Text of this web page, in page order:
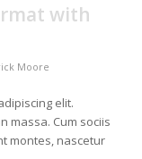
with
Moore
elit.
massa. Cum sociis
montes, nascetur